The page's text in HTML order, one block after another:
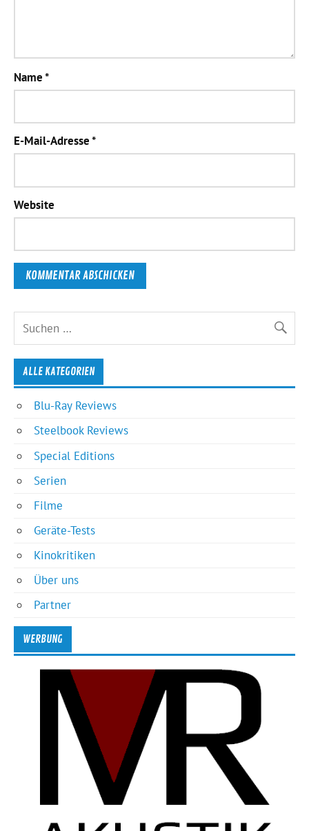
Name*
E-Mail-Adresse*
Website
ALLE KATEGORIEN
Blu-Ray Reviews
Steelbook Reviews
Special Editions
Serien
Filme
Geräte-Tests
Kinokritiken
Über uns
Partner
WERBUNG